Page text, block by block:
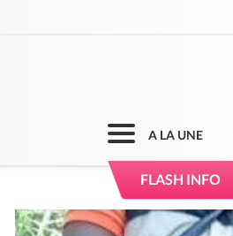
A LA UNE
FLASH INFO